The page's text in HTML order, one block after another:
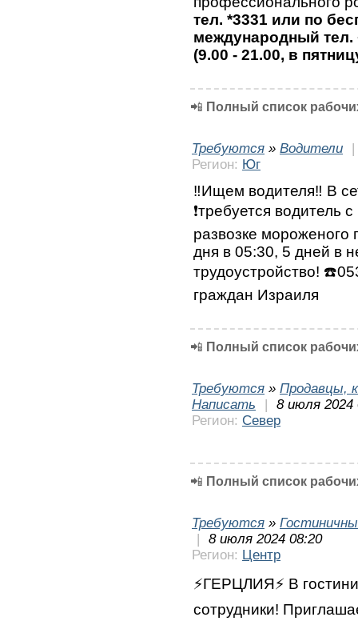
тел. *3331 или по
международный тел.
(9.00 - 21.00, в
📲 Полный список
Требуются » Водители
|
Регион: Юг
‼️Ищем водителя‼️ В
❗требуется водитель
развозке мороженого
дня в 05:30, 5 дней в
трудоустройство!
граждан Израиля
📲 Полный список
Требуются » Продавцы,
Написать
|
8 июля 2024
Регион: Север
📲 Полный список
Требуются »
|
8 июля 2024 08:20
Регион: Центр
⚡️ГЕРЦЛИЯ⚡️ В
сотрудники!